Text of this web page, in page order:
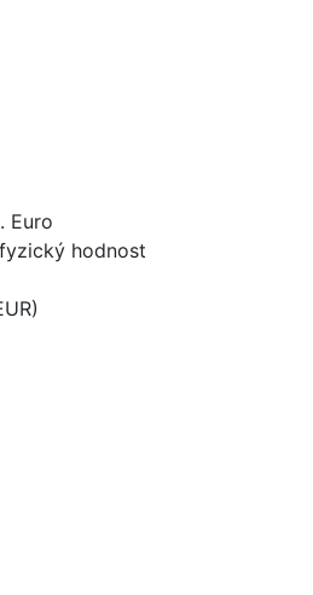
Euro
hodnost